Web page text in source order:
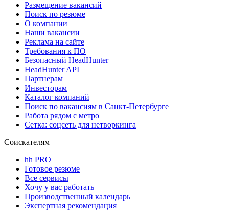
Размещение вакансий
Поиск по резюме
О компании
Наши вакансии
Реклама на сайте
Требования к ПО
Безопасный HeadHunter
HeadHunter API
Партнерам
Инвесторам
Каталог компаний
Поиск по вакансиям в Санкт-Петербурге
Работа рядом с метро
Сетка: соцсеть для нетворкинга
Соискателям
hh PRO
Готовое резюме
Все сервисы
Хочу у вас работать
Производственный календарь
Экспертная рекомендация